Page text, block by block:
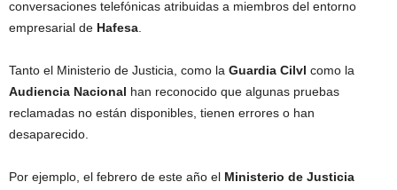
conversaciones telefónicas atribuidas a miembros del entorno
empresarial de Hafesa.
Tanto el Ministerio de Justicia, como la Guardia Cilvl como la
Audiencia Nacional han reconocido que algunas pruebas
reclamadas no están disponibles, tienen errores o han
desaparecido.
Por ejemplo, el febrero de este año el Ministerio de Justicia